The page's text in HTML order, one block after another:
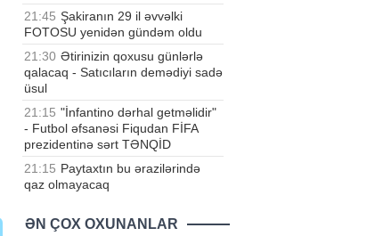
21:45 Şakiranın 29 il əvvəlki
FOTOSU yenidən gündəm oldu
21:30 Ətirinizin qoxusu günlərlə
qalacaq - Satıcıların demədiyi sadə
üsul
21:15 "İnfantino dərhal getməlidir"
- Futbol əfsanəsi Fiqudan FİFA
prezidentinə sərt TƏNQİD
21:15 Paytaxtın bu ərazilərində
qaz olmayacaq
ƏN ÇOX OXUNANLAR